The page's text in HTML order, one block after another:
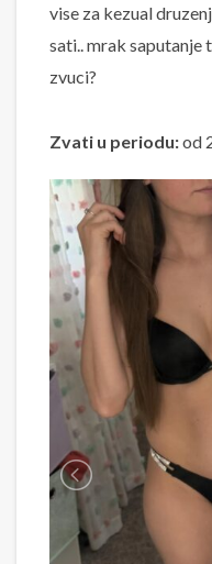
vise za kezual
sati.. mrak saputanje
zvuci?
Zvati u periodu:od